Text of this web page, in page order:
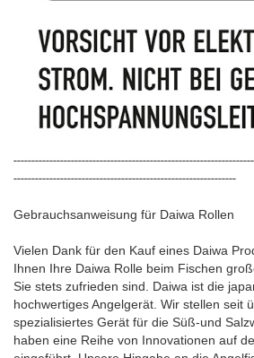
--------------------------------------------------------------
Gebrauchsanweisung für Daiwa Rollen
Vielen Dank für den Kauf eines Daiwa
Ihnen Ihre Daiwa Rolle beim Fischen
Sie stets zufrieden sind. Daiwa ist die
hochwertiges Angelgerät. Wir stellen seit
spezialisiertes Gerät für die Süß-und
haben eine Reihe von Innovationen auf